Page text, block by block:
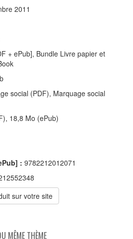
2011
+ ePub], Bundle Livre papier et
social (PDF), Marquage social
18,8 Mo (ePub)
: 9782212012071
sur votre site
MÊME THÈME